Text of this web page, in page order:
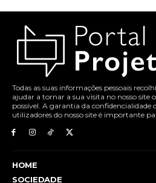
Todas as suas informações pessoais
ajudar a tornar a sua visita no nosso site
possível. A garantia da confidencialidade
utilizadores do nosso site é importante
HOME
SOCIEDADE